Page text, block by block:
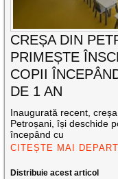
CREȘA DIN
PRIMEȘTE
COPII
DE 1 AN
Inaugurată recent,
Petroșani, își deschide
începând cu
CITEȘTE MAI
Distribuie acest articol